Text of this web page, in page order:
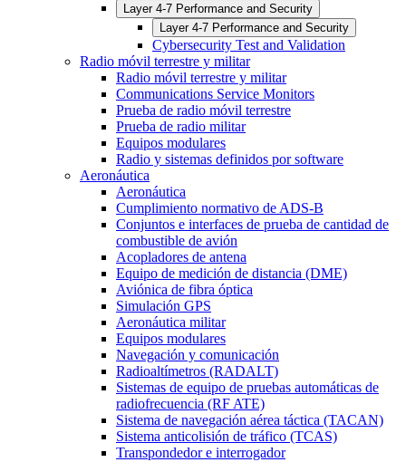
Layer 4-7 Performance and Security
Layer 4-7 Performance and Security
Cybersecurity Test and Validation
Radio móvil terrestre y militar
Radio móvil terrestre y militar
Communications Service Monitors
Prueba de radio móvil terrestre
Prueba de radio militar
Equipos modulares
Radio y sistemas definidos por software
Aeronáutica
Aeronáutica
Cumplimiento normativo de ADS-B
Conjuntos e interfaces de prueba de cantidad de
combustible de avión
Acopladores de antena
Equipo de medición de distancia (DME)
Aviónica de fibra óptica
Simulación GPS
Aeronáutica militar
Equipos modulares
Navegación y comunicación
Radioaltímetros (RADALT)
Sistemas de equipo de pruebas automáticas de
radiofrecuencia (RF ATE)
Sistema de navegación aérea táctica (TACAN)
Sistema anticolisión de tráfico (TCAS)
Transpondedor e interrogador